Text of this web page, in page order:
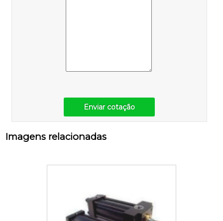
Enviar cotação
Imagens relacionadas